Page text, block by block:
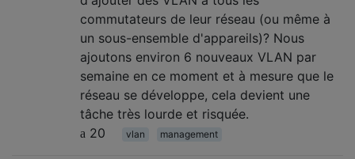
commutateurs de leur réseau (ou même à
un sous-ensemble d'appareils)? Nous
ajoutons environ 6 nouveaux VLAN par
semaine en ce moment et à mesure que le
réseau se développe, cela devient une
tâche très lourde et risquée.
20
vlan management